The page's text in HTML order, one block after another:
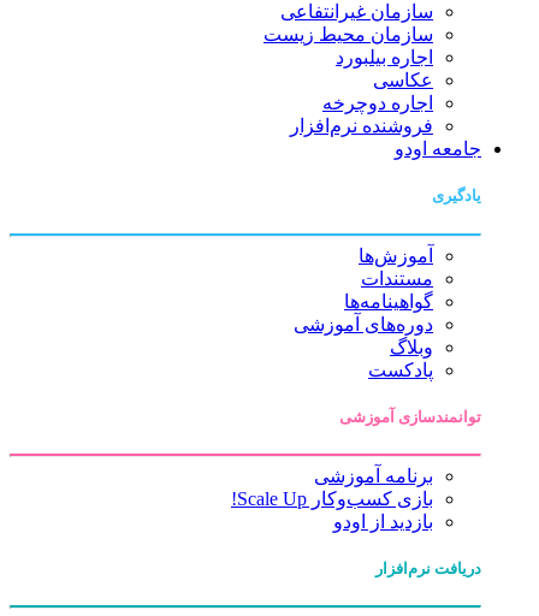
سازمان غیرانتفاعی
سازمان محیط زیست
اجاره بیلبورد
عکاسی
اجاره دوچرخه
فروشنده نرم‌افزار
جامعه اودو
یادگیری
آموزش‌ها
مستندات
گواهینامه‌ها
دوره‌های آموزشی
وبلاگ
پادکست
توانمندسازی آموزشی
برنامه آموزشی
بازی کسب‌وکار Scale Up!
بازدید از اودو
دریافت نرم‌افزار